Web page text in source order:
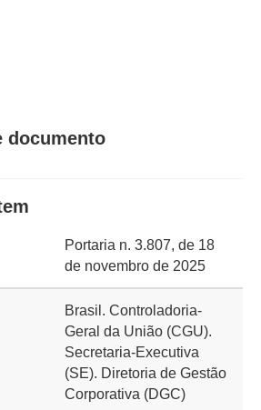
documento
Portaria n. 3.807, de 18
de novembro de 2025
Brasil. Controladoria-
Geral da União (CGU).
Secretaria-Executiva
(SE). Diretoria de Gestão
Corporativa (DGC)